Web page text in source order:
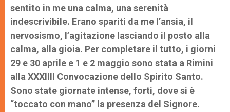
sentito in me una calma, una serenità
indescrivibile. Erano spariti da me l’ansia, il
nervosismo, l’agitazione lasciando il posto alla
calma, alla gioia. Per completare il tutto, i giorni
29 e 30 aprile e 1 e 2 maggio sono stata a Rimini
alla XXXIIII Convocazione dello Spirito Santo.
Sono state giornate intense, forti, dove si è
“toccato con mano” la presenza del Signore.